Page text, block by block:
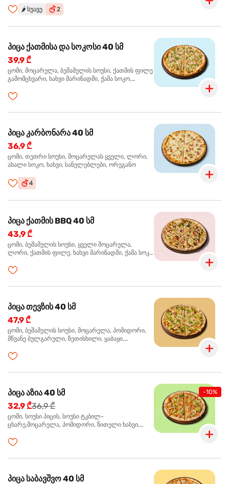
🌶️ სუავე 2
პიცა ქათმისა და სოკოსი 40 სმ
39,9 ₾
ცომი, მოცარელა, ბეშამელის სოუსი, ქათმის ფილე
გამომცხვარი, ხახვი მარინადში, ქამა სოკო,
პიცა კარბონარა 40 სმ
36,9 ₾
ცომი, თეთრი სოუსი, მოცარელას ყველი, ლორი,
ახალი სოკო, ხახვი, სანელებლები, ორეგანო
4
პიცა ქათმის BBQ 40 სმ
43,9 ₾
ცომი, ბეშამელის სოუსი, ყველი მოცარელა,
ლორი, ქათმის ფილე, ხახვი მარინადში, ქამა სოკო
პიცა თევზის 40 სმ
47,9 ₾
ცომი, ბეშამელის სოუსი, მოცარელა, პომიდორი,
მწვანე ბულგარული, ზეთისხილი, ყაბაყი,
ორეგანო
-10%
პიცა აზია 40 სმ
32,9 ₾36,9 ₾
ცომი, სოუსი პიცის, სოუსი ტკბილ-
ცხარე,მოცარელა, პომიდორი, წითელი ხახვი,
სეზამის მარცვლის ნაზავი, ქინძი, ორეგანო
პიცა საბავშვო 40 სმ